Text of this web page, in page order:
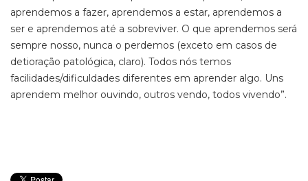
aprendemos a fazer, aprendemos a estar, aprendemos a
ser e aprendemos até a sobreviver. O que aprendemos será
sempre nosso, nunca o perdemos (exceto em casos de
detioração patológica, claro). Todos nós temos
facilidades/dificuldades diferentes em aprender algo. Uns
aprendem melhor ouvindo, outros vendo, todos vivendo”.